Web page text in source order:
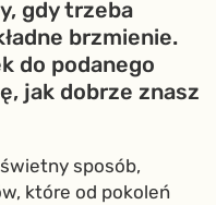
gdy trzeba
brzmienie.
do podanego
jak dobrze znasz
sposób,
które od pokoleń